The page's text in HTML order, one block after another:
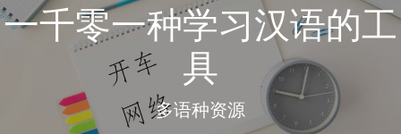
一千零一种学习汉语的工
具
多语种资源